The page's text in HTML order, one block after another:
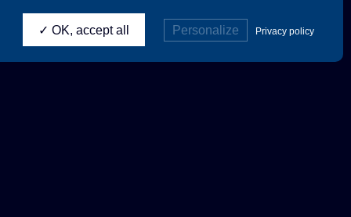
✓ OK, accept all Personalize Privacy policy